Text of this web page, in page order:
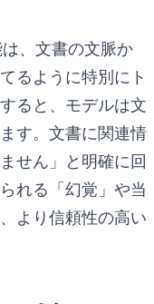
、文書の文脈か
るように特別にト
ると、モデルは文
す。文書に関連情
せん」と明確に回
れる「幻覚」や当
より信頼性の高い